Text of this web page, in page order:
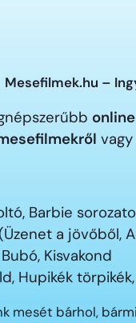
Mesefilmek.hu –
Barbie
a jövőből,
Kisvakond
Hupikék
mesét bárhol,